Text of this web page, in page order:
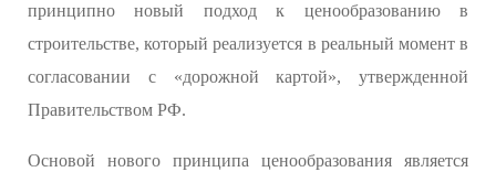
принципно новый подход к ценообразованию в
строительстве, который реализуется в реальный момент в
согласовании с «дорожной картой», утвержденной
Правительством РФ.
Основой нового принципа ценообразования является